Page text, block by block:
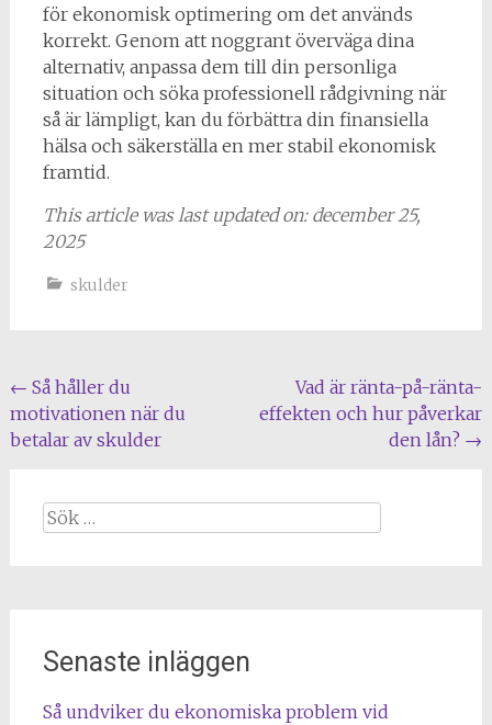
för ekonomisk optimering om det används
korrekt. Genom att noggrant överväga dina
alternativ, anpassa dem till din personliga
situation och söka professionell rådgivning när
så är lämpligt, kan du förbättra din finansiella
hälsa och säkerställa en mer stabil ekonomisk
framtid.
This article was last updated on: december 25,
2025
skulder
Inläggsnavigering
← Så håller du
motivationen när du
betalar av skulder
Vad är ränta-på-ränta-
effekten och hur påverkar
den lån? →
Sök
efter:
Senaste inläggen
Så undviker du ekonomiska problem vid